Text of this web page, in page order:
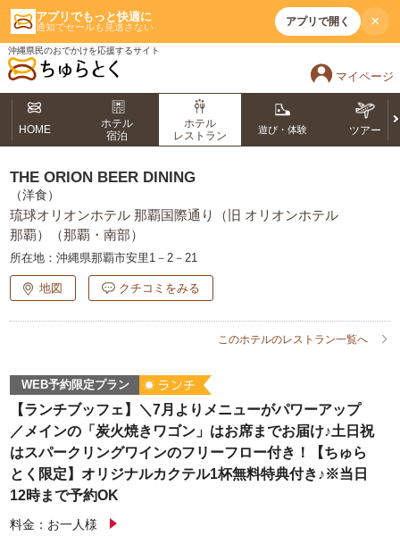
アプリでもっと快適に
通知でセールも見逃さない アプリで開く ×
沖縄県民のおでかけを応援するサイト
マイページ
HOME
ホテル
宿泊
ホテル
レストラン
遊び・体験 ツアー
THE ORION BEER DINING
（洋食）
琉球オリオンホテル 那覇国際通り（旧 オリオンホテル
那覇）（那覇・南部）
所在地：沖縄県那覇市安里1－2－21
地図 クチコミをみる
このホテルのレストラン一覧へ
WEB予約限定プラン
【ランチブッフェ】＼7月よりメニューがパワーアップ
／メインの「炭火焼きワゴン」はお席までお届け♪土日祝
はスパークリングワインのフリーフロー付き！【ちゅら
とく限定】オリジナルカクテル1杯無料特典付き♪※当日
12時まで予約OK
料金：お一人様